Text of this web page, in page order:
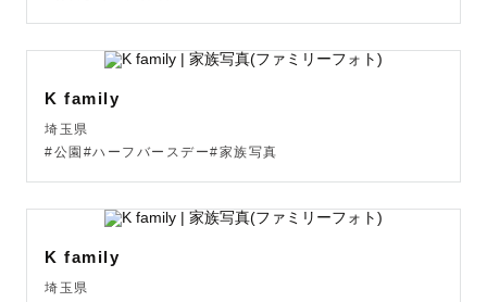
K family
埼玉県
#公園#ハーフバースデー#家族写真
K family
埼玉県